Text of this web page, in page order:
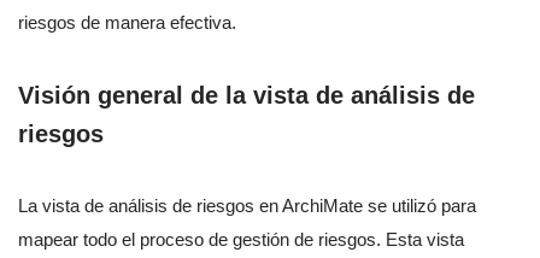
riesgos de manera efectiva.
Visión general de la vista de análisis de
riesgos
La vista de análisis de riesgos en ArchiMate se utilizó para
mapear todo el proceso de gestión de riesgos. Esta vista